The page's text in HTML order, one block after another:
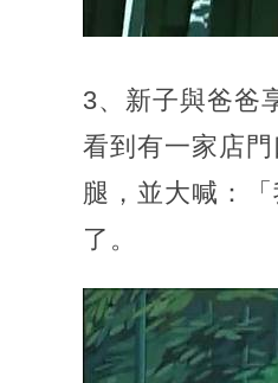
3、新子與爸爸
看到有一家店
腿，並大喊：
了。